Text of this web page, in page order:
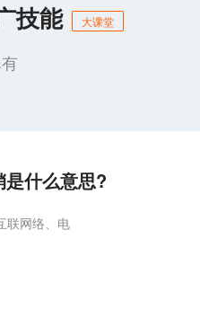
技能 大课堂
什么意思?
联网络、电